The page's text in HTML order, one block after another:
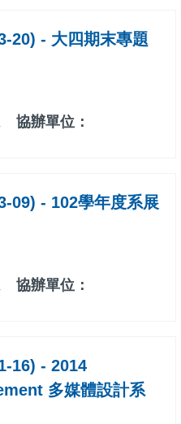
20) - 大四期末專題
協辦單位：
09) - 102學年度系展
協辦單位：
16) - 2014
多媒體設計系